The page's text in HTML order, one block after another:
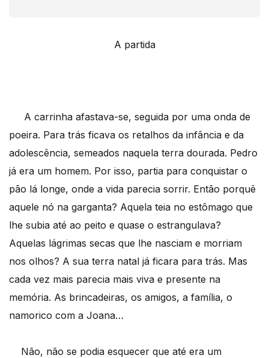
A partida
A carrinha afastava-se, seguida por uma onda de
poeira. Para trás ficava os retalhos da infância e da
adolescência, semeados naquela terra dourada. Pedro
já era um homem. Por isso, partia para conquistar o
pão lá longe, onde a vida parecia sorrir. Então porquê
aquele nó na garganta? Aquela teia no estômago que
lhe subia até ao peito e quase o estrangulava?
Aquelas lágrimas secas que lhe nasciam e morriam
nos olhos? A sua terra natal já ficara para trás. Mas
cada vez mais parecia mais viva e presente na
memória. As brincadeiras, os amigos, a família, o
namorico com a Joana…
Não, não se podia esquecer que até era um